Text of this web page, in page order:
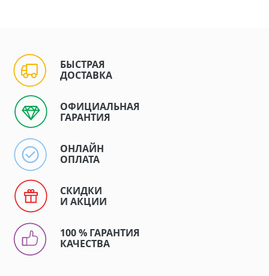
БЫСТРАЯ
ДОСТАВКА
ОФИЦИАЛЬНАЯ
ГАРАНТИЯ
ОНЛАЙН
ОПЛАТА
СКИДКИ
И АКЦИИ
100 % ГАРАНТИЯ
КАЧЕСТВА